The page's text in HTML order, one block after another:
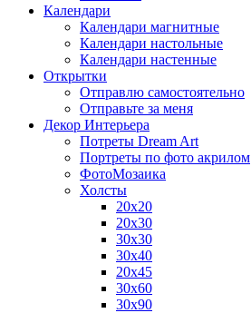
Календари
Календари магнитные
Календари настольные
Календари настенные
Открытки
Отправлю самостоятельно
Отправьте за меня
Декор Интерьера
Потреты Dream Art
Портреты по фото акрилом
ФотоМозаика
Холсты
20х20
20х30
30х30
30х40
20х45
30х60
30х90